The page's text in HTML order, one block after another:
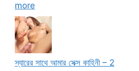
more
স্যারের সাথে আমার সেক্স কাহিনী – 2